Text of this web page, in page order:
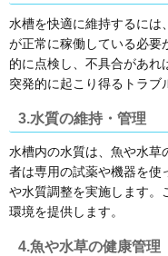
水槽を快適に維持するには
が正常に稼働している必要
的に点検し、不具合があれ
突発的に起こり得るトラブ
3.水質の維持・管理
水槽内の水質は、魚や水草
者は専用の試薬や機器を使
や水質調整を実施します。
環境を提供します。
4.魚や水草の健康管理